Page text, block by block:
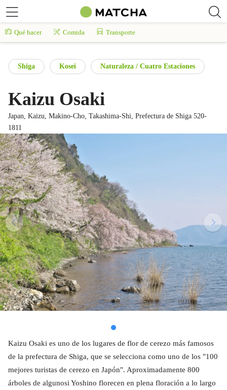
Qué hacer Comida Transporte
Shiga Kosei Naturaleza / Cuatro Estaciones
Kaizu Osaki
Japan, Kaizu, Makino-Cho, Takashima-Shi, Prefectura de Shiga 520-
1811
Kaizu Osaki es uno de los lugares de flor de cerezo más famosos
de la prefectura de Shiga, que se selecciona como uno de los "100
mejores turistas de cerezo en Japón". Aproximadamente 800
árboles de algunosi Yoshino florecen en plena floración a lo largo